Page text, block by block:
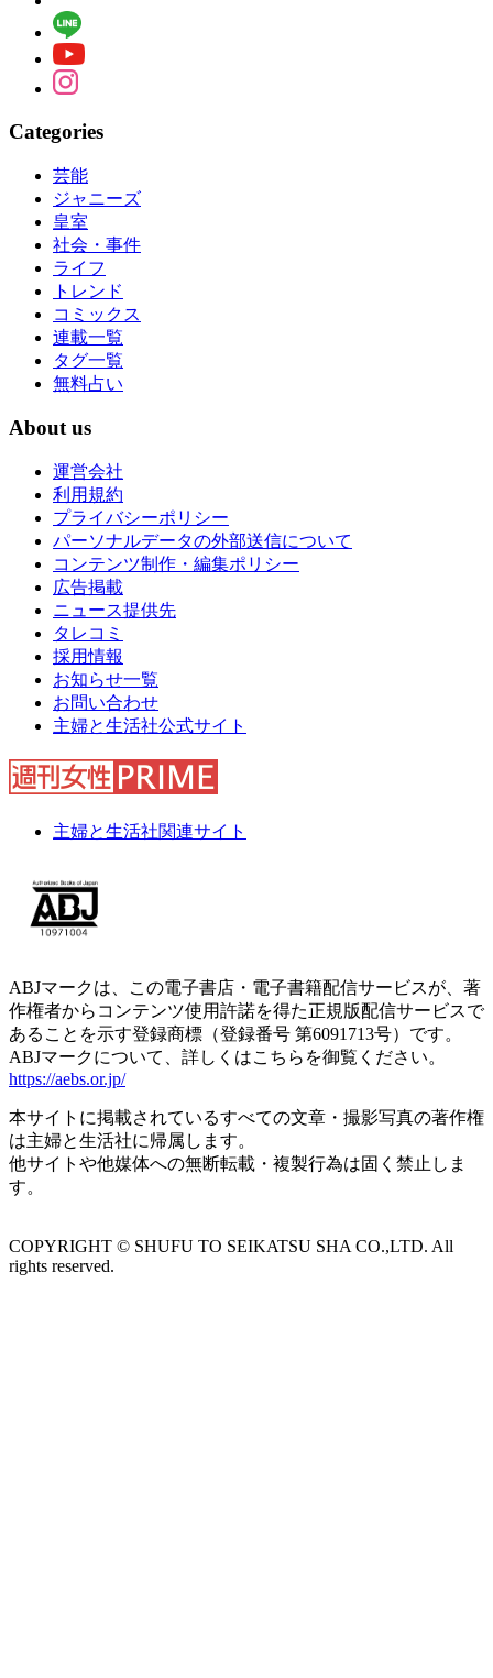
Categories
芸能
ジャニーズ
皇室
社会・事件
ライフ
トレンド
コミックス
連載一覧
タグ一覧
無料占い
About us
運営会社
利用規約
プライバシーポリシー
パーソナルデータの外部送信について
コンテンツ制作・編集ポリシー
広告掲載
ニュース提供先
タレコミ
採用情報
お知らせ一覧
お問い合わせ
主婦と生活社公式サイト
主婦と生活社関連サイト
ABJマークは、この電子書店・電子書籍配信サービスが、著
作権者からコンテンツ使用許諾を得た正規版配信サービスで
あることを示す登録商標（登録番号 第6091713号）です。
ABJマークについて、詳しくはこちらを御覧ください。
https://aebs.or.jp/
本サイトに掲載されているすべての⽂章・撮影写真の著作権
は主婦と⽣活社に帰属します。
他サイトや他媒体への無断転載・複製⾏為は固く禁⽌しま
す。
COPYRIGHT © SHUFU TO SEIKATSU SHA CO.,LTD. All
rights reserved.